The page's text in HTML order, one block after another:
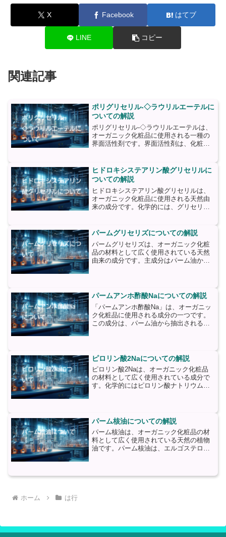
X Facebook はてブ
LINE コピー
関連記事
ポリグリセリル-◇ラウリルエーテルに
ついての解説
ポリグリセリル-◇ラウリルエーテルは、
オーガニック化粧品に使用される一種の
界面活性剤です。界面活性剤は、化粧品
グリセリル-◇ラウリルエーテルは、ポリ
グリセリルとラウリル...
ヒドロキシステアリン酸グリセリルに
ついての解説
ヒドロキシステアリン酸グリセリルは、
オーガニック化粧品に使用される天然由
来の成分です。化学的には、グリセリン
ン酸は、植物油や動物脂肪から抽出され
る脂肪酸の一種であり、グ...
パームグリセリズについての解説
パームグリセリズは、オーガニック化粧
品の材料として広く使用されている天然
由来の成分です。主成分はパーム油から
は、肌に潤いを与えること...
パームアンホ酢酸Naについての解説
「パームアンホ酢酸Na」は、オーガニッ
ク化粧品に使用される成分の一つです。
この成分は、パーム油から抽出されるパ
基づいて栽培されます。...
ピロリン酸2Naについての解説
ピロリン酸2Naは、オーガニック化粧品
の材料として広く使用されている成分で
す。化学的にはピロリン酸ナトリウムの
その保湿効果です。皮...
パーム核油についての解説
パーム核油は、オーガニック化粧品の材
料として広く使用されている天然の植物
油です。パーム核油は、エルゴステロー
ホーム は行